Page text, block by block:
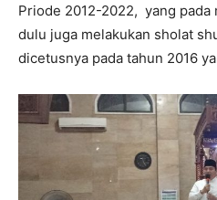
Priode 2012-2022, yang pada
dulu juga melakukan sholat
dicetusnya pada tahun 2016